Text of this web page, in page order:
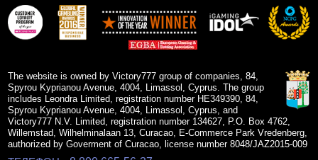
5397 ₽
drink***
Kitty Glitter
The website is owned by Victory777 group of companies, 84,
Spyrou Kyprianou Avenue, 4004, Limassol, Cyprus. The group
includes Leondra Limited, registration number HE349390, 84,
Spyrou Kyprianou Avenue, 4004, Limassol, Cyprus, and
Victory777 N.V. Limited, registration number 134627, P.O. Box 4762,
Willemstad, Wilhelminalaan 13, Curacao, E-Commerce Park Vredenberg,
authorized by Goverment of Curacao, license number 8048/JAZ2015-009